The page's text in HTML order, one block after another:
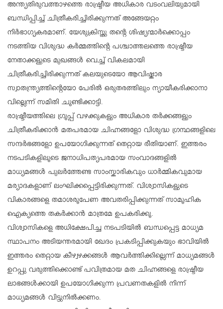
അന്ത്യതിരുവത്താഴത്തെ രാഷ്ട്രീയ അധികാര വടംവലിയുമായി
ബന്ധിപ്പിച്ച് ചിത്രീകരിച്ചിരിക്കുന്നത് അങ്ങേയറ്റം
നിർഭാഗ്യകരമാണ്. യേശുക്രിസ്തു തന്റെ ശിഷ്യന്മാർക്കൊപ്പം
നടത്തിയ വിശുദ്ധ കർമ്മത്തിന്റെ പശ്ചാത്തലത്തെ രാഷ്ട്രീയ
നേതാക്കളുടെ മുഖങ്ങൾ വെച്ച് വികലമായി
ചിത്രീകരിച്ചിരിക്കുന്നത് കലയുടെയോ ആവിഷ്കാര
സ്വാതന്ത്ര്യത്തിന്റെയോ പേരിൽ ഒരുതരത്തിലും ന്യായീകരിക്കാനാ
വില്ലെന്ന് സമിതി ചൂണ്ടിക്കാട്ടി.
രാഷ്ട്രീയത്തിലെ ഗ്രൂപ്പ് വഴക്കുകളും അധികാര തർക്കങ്ങളും
ചിത്രീകരിക്കാൻ മതപരമായ ചിഹ്നങ്ങളോ വിശുദ്ധ ഗ്രന്ഥങ്ങളിലെ
സന്ദർഭങ്ങളോ ഉപയോഗിക്കുന്നത് തെറ്റായ രീതിയാണ്. ഇത്തരം
നടപടികളിലൂടെ ജനാധിപത്യപരമായ സംവാദങ്ങളിൽ
മാധ്യമങ്ങൾ പുലർത്തേണ്ട സാംസ്കാരികവും ധാർമ്മികവുമായ
മര്യാദകളാണ് ലംഘിക്കപ്പെട്ടിരിക്കുന്നത്. വിശ്വാസികളുടെ
വികാരങ്ങളെ തമാശരൂപേണ അവതരിപ്പിക്കുന്നത് സാമൂഹിക
ഐക്യത്തെ തകർക്കാൻ മാത്രമേ ഉപകരിക്കൂ.
വിശ്വാസികളെ അധിക്ഷേപിച്ച നടപടിയിൽ ബന്ധപ്പെട്ട മാധ്യമ
സ്ഥാപനം അടിയന്തരമായി ഖേദം പ്രകടിപ്പിക്കുകയും ഭാവിയിൽ
ഇത്തരം തെറ്റായ കീഴ്വഴക്കങ്ങൾ ആവർത്തിക്കില്ലെന്ന് മാധ്യമങ്ങൾ
ഉറപ്പു വരുത്തിക്കൊണ്ട് പവിത്രമായ മത ചിഹ്നങ്ങളെ രാഷ്ട്രീയ
ലാഭങ്ങൾക്കായി ഉപയോഗിക്കുന്ന പ്രവണതകളിൽ നിന്ന്
മാധ്യമങ്ങൾ വിട്ടുനിൽക്കണം.